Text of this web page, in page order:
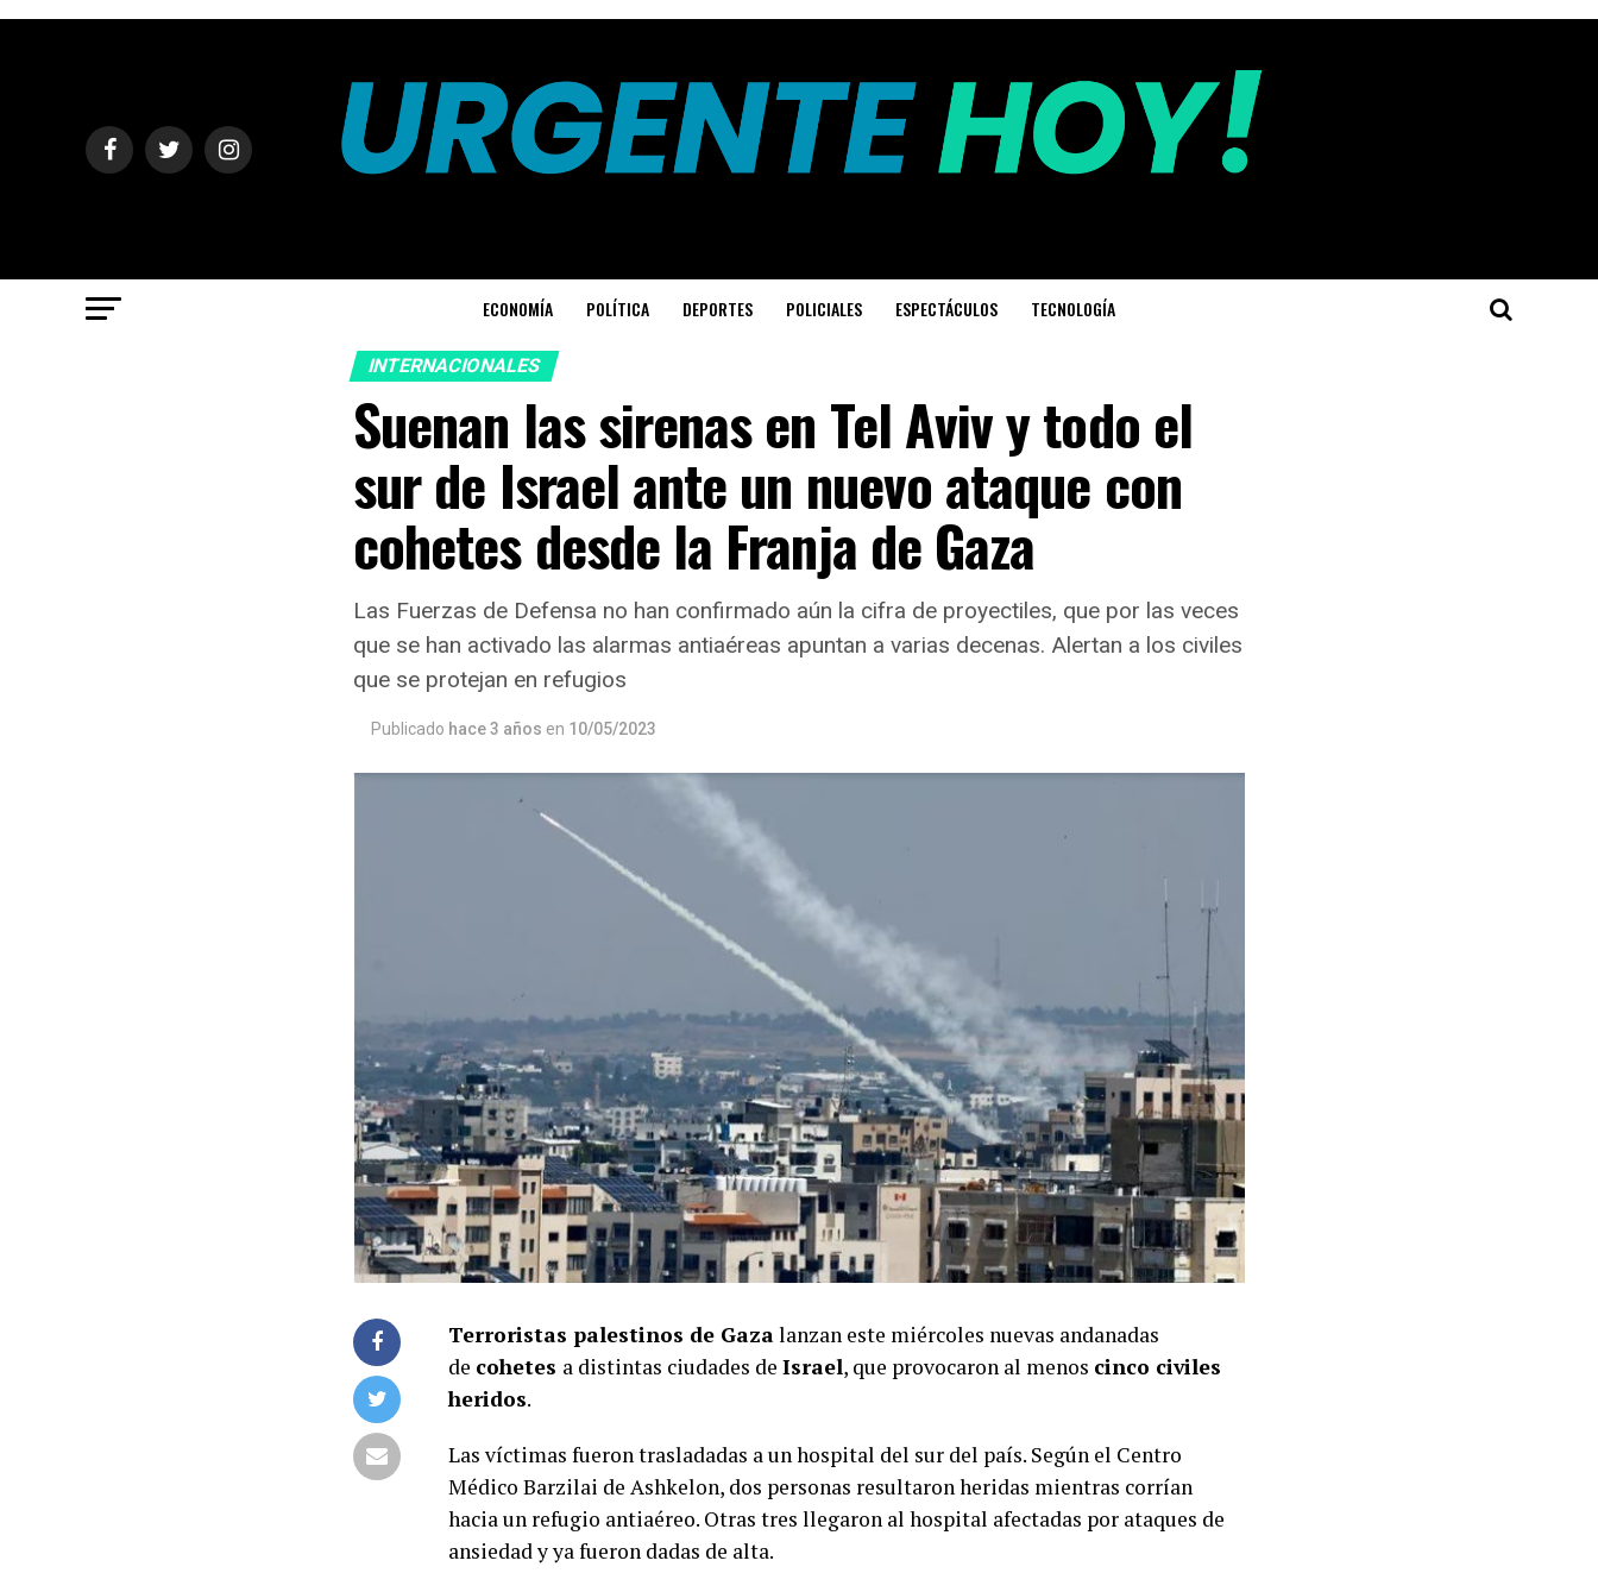
ECONOMÍA POLÍTICA DEPORTES POLICIALES ESPECTÁCULOS TECNOLOGÍA
INTERNACIONALES
Suenan las sirenas en Tel Aviv y todo el
sur de Israel ante un nuevo ataque con
cohetes desde la Franja de Gaza
Las Fuerzas de Defensa no han confirmado aún la cifra de proyectiles, que por las veces
que se han activado las alarmas antiaéreas apuntan a varias decenas. Alertan a los civiles
que se protejan en refugios
Publicado hace 3 años en 10/05/2023
Terroristas palestinos de Gazalanzan este miércoles nuevas andanadas
de cohetes a distintas ciudades de Israel, que provocaron al menos cinco civiles
heridos.
Las víctimas fueron trasladadas a un hospital del sur del país. Según el Centro
Médico Barzilai de Ashkelon, dos personas resultaron heridas mientras corrían
hacia un refugio antiaéreo. Otras tres llegaron al hospital afectadas por ataques de
ansiedad y ya fueron dadas de alta.